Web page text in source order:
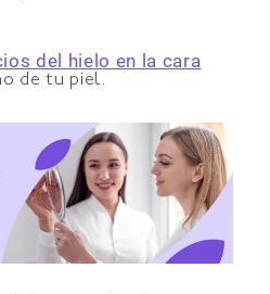
del hielo en la cara
de tu piel.